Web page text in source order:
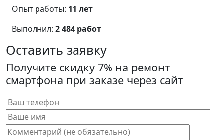
Опыт работы: 11 лет
Выполнил: 2 484 работ
Оставить заявку
Получите скидку 7% на ремонт
смартфона при заказе через сайт